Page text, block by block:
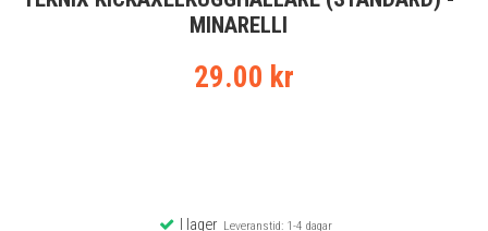
och universella produkter.
MINARELLI
29.00 kr
I lagerLeveranstid: 1-4 dagar